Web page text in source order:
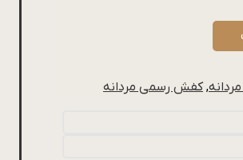
,کفش رسمی مردانه